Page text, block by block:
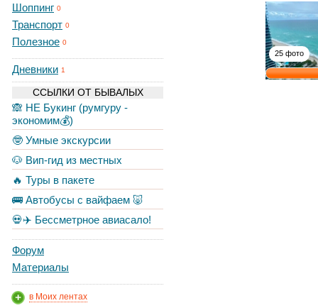
Шоппинг 0
Транспорт 0
Полезное 0
Дневники 1
ССЫЛКИ ОТ БЫВАЛЫХ
🙈 НЕ Букинг (румгуру -
экономим💰)
🤓 Умные экскурсии
🐶 Вип-гид из местных
🔥 Туры в пакете
🚌 Автобусы с вайфаем 🐷
💀✈️ Бессметрное авиасало!
Форум
Материалы
в Моих лентах
25 фото